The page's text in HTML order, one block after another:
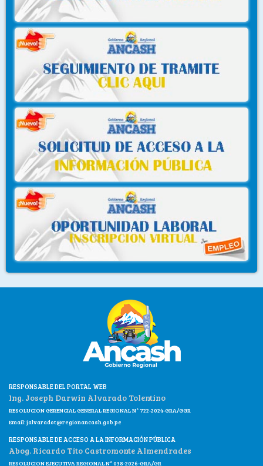
RESPONSABLE DEL PORTAL WEB
Ing. Joseph Darwin Alvarado Tolentino
RESOLUCION GERENCIAL GENERAL REGIONAL N° 722-2024-GRA/GGR
Email:jalvaradot@regionancash.gob.pe
RESPONSABLE DE ACCESO A LA INFORMACIÓN PÚBLICA
Abog. Ricardo Tito Castromonte Almendrades
RESOLUCION EJECUTIVA REGIONAL N° 038-2026-GRA/GR